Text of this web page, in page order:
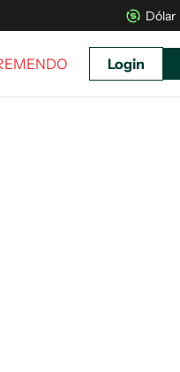
Dólar
Login